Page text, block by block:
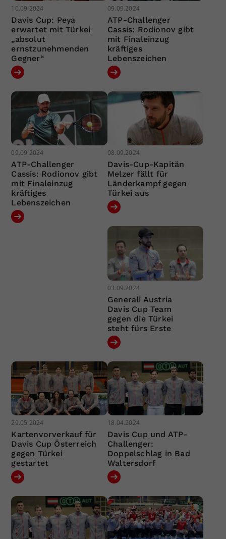
10.09.2024
Davis Cup: Peya
erwartet mit Türkei
„absolut
ernstzunehmenden
Gegner“
09.09.2024
ATP-Challenger
Cassis: Rodionov gibt
mit Finaleinzug
kräftiges
Lebenszeichen
09.09.2024
ATP-Challenger
Cassis: Rodionov gibt
mit Finaleinzug
kräftiges
Lebenszeichen
08.09.2024
Davis-Cup-Kapitän
Melzer fällt für
Länderkampf gegen
Türkei aus
03.09.2024
Generali Austria
Davis Cup Team
gegen die Türkei
steht fürs Erste
29.05.2024
Kartenvorverkauf für
Davis Cup Österreich
gegen Türkei
gestartet
18.04.2024
Davis Cup und ATP-
Challenger:
Doppelschlag in Bad
Waltersdorf